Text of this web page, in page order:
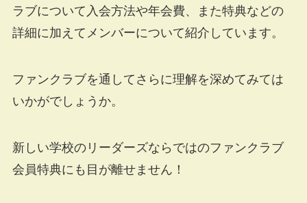
ラブについて入会方法や年会費、また特典などの
詳細に加えてメンバーについて紹介しています。
ファンクラブを通してさらに理解を深めてみては
いかがでしょうか。
新しい学校のリーダーズならではのファンクラブ
会員特典にも目が離せません！